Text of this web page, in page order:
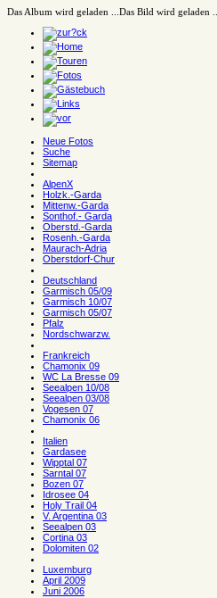
Das Album wird geladen ... Das Bild wird geladen ...
Neue Fotos
Suche
Sitemap
AlpenX
Holzk.-Garda
Mittenw.-Garda
Sonthof.- Garda
Oberstd.-Garda
Rosenh.-Garda
Maurach-Adria
Oberstdorf-Chur
Deutschland
Garmisch 05/09
Garmisch 10/07
Garmisch 05/07
Pfalz
Nordschwarzw.
Frankreich
Chamonix 09
WC La Bresse 09
Seealpen 10/08
Seealpen 03/08
Vogesen 07
Chamonix 06
Italien
Gardasee
Wipptal 07
Sarntal 07
Bozen 07
Idrosee 04
Holy Trail 04
V. Argentina 03
Seealpen 03
Cortina 03
Dolomiten 02
Luxemburg
April 2009
Juni 2006